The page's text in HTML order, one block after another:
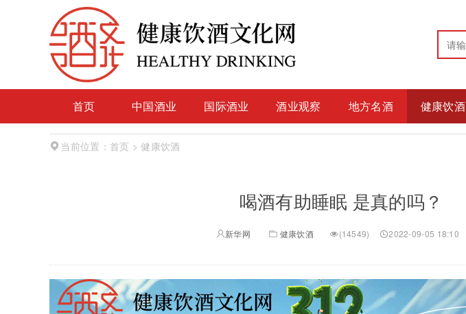
首页 中国酒业 国际酒业 酒业观察 地方名酒 健康饮酒
当前位置： 首页 > 健康饮酒
喝酒有助睡眠 是真的吗？
新华网 健康饮酒 (14549) 2022-09-05 18:10